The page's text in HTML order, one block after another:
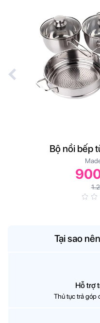
Bộ nồi bếp
Tại sao
Hỗ trợ
Thủ tục trả góp